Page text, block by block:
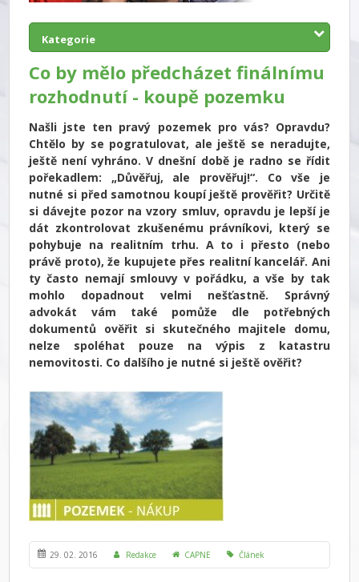
Kategorie
Co by mělo předcházet finálnímu
rozhodnutí - koupě pozemku
Našli jste ten pravý pozemek pro vás? Opravdu?
Chtělo by se pogratulovat, ale ještě se neradujte,
ještě není vyhráno. V dnešní době je radno se řídit
pořekadlem: „Důvěřuj, ale prověřuj!“. Co vše je
nutné si před samotnou koupí ještě prověřit? Určitě
si dávejte pozor na vzory smluv, opravdu je lepší je
dát zkontrolovat zkušenému právníkovi, který se
pohybuje na realitním trhu. A to i přesto (nebo
právě proto), že kupujete přes realitní kancelář. Ani
ty často nemají smlouvy v pořádku, a vše by tak
mohlo dopadnout velmi nešťastně. Správný
advokát vám také pomůže dle potřebných
dokumentů ověřit si skutečného majitele domu,
nelze spoléhat pouze na výpis z katastru
nemovitosti. Co dalšího je nutné si ještě ověřit?
29. 02. 2016 Redakce CAPNE Článek